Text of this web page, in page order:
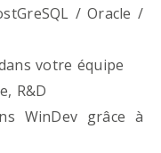
/ Oracle /
votre équipe
R&D
WinDev grâce à